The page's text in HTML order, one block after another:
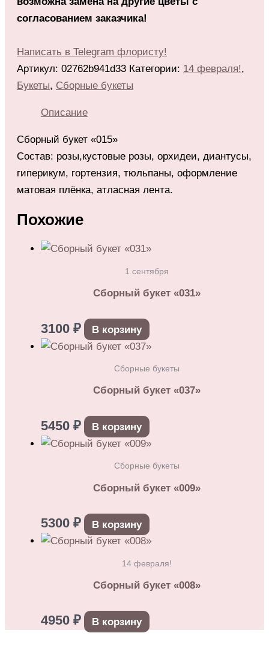
согласованием заказчика!
Написать в Telegram флористу!
Артикул: 02762b941d33 Категории: 14 февраля!,
Букеты, Сборные букеты
Описание
Сборный букет «015»
Состав: розы,кустовые розы, орхидеи, диантусы,
гиперикум, гортензия, тюльпаны, оформление
матовая плёнка, атласная лента.
Похожие
1 сентября
Сборный букет «031»
3100 ₽ В корзину
Сборные букеты
Сборный букет «037»
5450 ₽ В корзину
Сборные букеты
Сборный букет «009»
5300 ₽ В корзину
14 февраля!
Сборный букет «008»
4950 ₽ В корзину